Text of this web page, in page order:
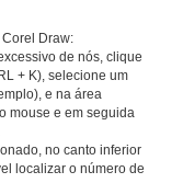
Draw:
de nós, clique
+ K), selecione um
e na área
mouse e em seguida
no canto inferior
localizar o número de